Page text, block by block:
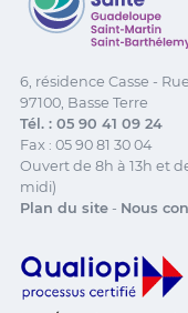
6, résidence Casse -
97100, Basse Terre
Tél. : 05 90 41 09 24
Fax : 05 90 81 30 04
Ouvert de 8h à 13h et
midi)
Plan du site- Nous